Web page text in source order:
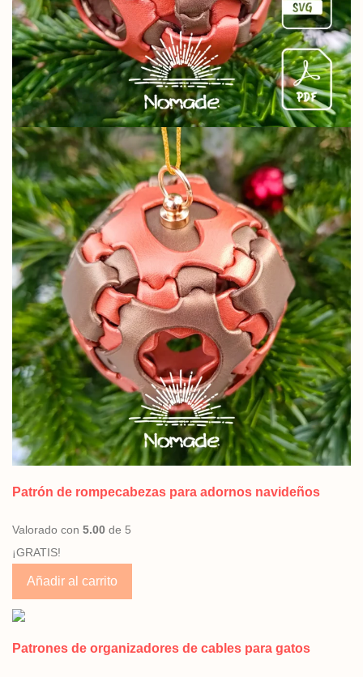
Patrón de rompecabezas para adornos navideños
Valorado con 5.00 de 5
¡GRATIS!
Añadir al carrito
Patrones de organizadores de cables para gatos